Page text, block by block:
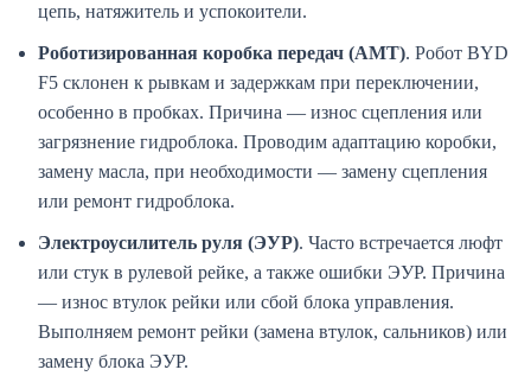
цепь, натяжитель и успокоители.
Роботизированная коробка передач (AMT). Робот BYD
F5 склонен к рывкам и задержкам при переключении,
особенно в пробках. Причина — износ сцепления или
загрязнение гидроблока. Проводим адаптацию коробки,
замену масла, при необходимости — замену сцепления
или ремонт гидроблока.
Электроусилитель руля (ЭУР). Часто встречается люфт
или стук в рулевой рейке, а также ошибки ЭУР. Причина
— износ втулок рейки или сбой блока управления.
Выполняем ремонт рейки (замена втулок, сальников) или
замену блока ЭУР.